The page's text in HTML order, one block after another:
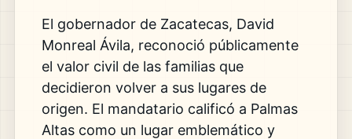
El gobernador de Zacatecas, David
Monreal Ávila, reconoció públicamente
el valor civil de las familias que
decidieron volver a sus lugares de
origen. El mandatario calificó a Palmas
Altas como un lugar emblemático y